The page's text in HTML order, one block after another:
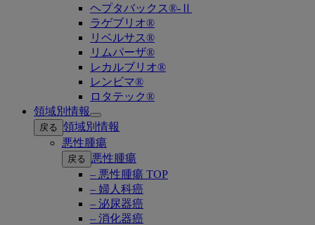
ヘプタバックス®-Ⅱ
ラゲブリオ®
リベルサス®
リムパーザ®
レカルブリオ®
レンビマ®
ロタテック®
領域別情報
Open
submenu
戻る 領域別情報
悪性腫瘍
戻る
悪性腫瘍
– 悪性腫瘍 TOP
– 婦人科癌
– 泌尿器癌
– 消化器癌